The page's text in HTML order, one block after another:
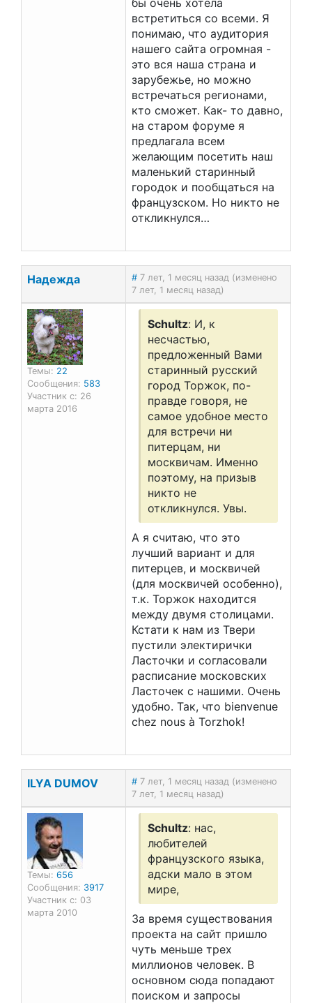
бы очень хотела
встретиться со всеми. Я
понимаю, что аудитория
нашего сайта огромная -
это вся наша страна и
зарубежье, но можно
встречаться регионами,
кто сможет. Как- то давно,
на старом форуме я
предлагала всем
желающим посетить наш
маленький старинный
городок и пообщаться на
французском. Но никто не
откликнулся…
Надежда # 7 лет, 1 месяц назад (изменено
7 лет, 1 месяц назад)
Темы: 22
Сообщения: 583
Участник с: 26
марта 2016
Schultz: И, к
несчастью,
предложенный Вами
старинный русский
город Торжок, по-
правде говоря, не
самое удобное место
для встречи ни
питерцам, ни
москвичам. Именно
поэтому, на призыв
никто не
откликнулся. Увы.
А я считаю, что это
лучший вариант и для
питерцев, и москвичей
(для москвичей особенно),
т.к. Торжок находится
между двумя столицами.
Кстати к нам из Твери
пустили электирички
Ласточки и согласовали
расписание московских
Ласточек с нашими. Очень
удобно. Так, что bienvenue
chez nous à Torzhok!
ILYA DUMOV # 7 лет, 1 месяц назад (изменено
7 лет, 1 месяц назад)
Темы: 656
Сообщения: 3917
Участник с: 03
марта 2010
Schultz: нас,
любителей
французского языка,
адски мало в этом
мире,
За время существования
проекта на сайт пришло
чуть меньше трех
миллионов человек. В
основном сюда попадают
поиском и запросы